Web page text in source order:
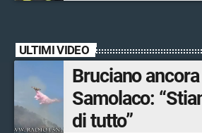
ULTIMI VIDEO
Bruciano
Samolaco:
di tutto”